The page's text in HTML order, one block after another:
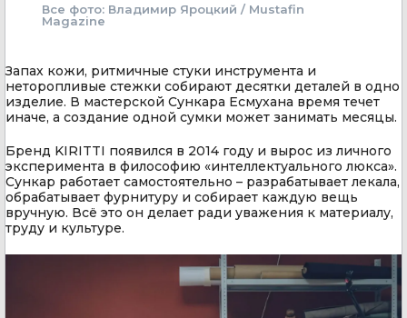
Все фото: Владимир Яроцкий / Mustafin
Magazine
Запах кожи, ритмичные стуки инструмента и
неторопливые стежки собирают десятки деталей в одно
изделие. В мастерской Сункара Есмухана время течет
иначе, а создание одной сумки может занимать месяцы.
Бренд KIRITTI появился в 2014 году и вырос из личного
эксперимента в философию «интеллектуального люкса».
Сункар работает самостоятельно – разрабатывает лекала,
обрабатывает фурнитуру и собирает каждую вещь
вручную. Всё это он делает ради уважения к материалу,
труду и культуре.